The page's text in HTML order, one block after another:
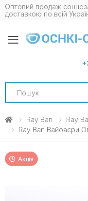
Оптовий продаж
доставкою по всій
Toggle
Search
Ray Ban
Ray
Ray Ban Вайфаєри
Акція